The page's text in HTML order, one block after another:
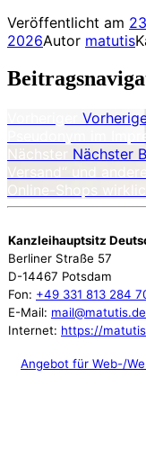
Veröffentlicht am
2026Autor matutis
Pseudonym im
Nächster
Nächster
Versand“ und
Online-Shops
Kanzleihauptsitz
Berliner Straße 57
D-14467 Potsdam
Fon: +49 331 813 284
E-Mail: mail@matutis.de
Internet: https://
Angebot für Web-/